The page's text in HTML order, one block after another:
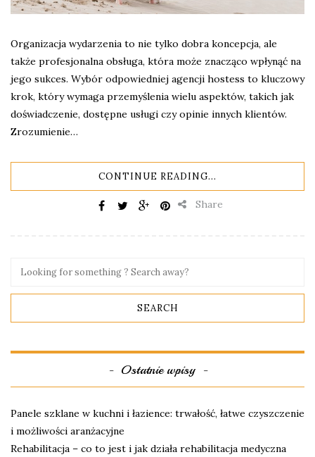
Organizacja wydarzenia to nie tylko dobra koncepcja, ale
także profesjonalna obsługa, która może znacząco wpłynąć na
jego sukces. Wybór odpowiedniej agencji hostess to kluczowy
krok, który wymaga przemyślenia wielu aspektów, takich jak
doświadczenie, dostępne usługi czy opinie innych klientów.
Zrozumienie…
CONTINUE READING...
Share
Ostatnie wpisy
Panele szklane w kuchni i łazience: trwałość, łatwe czyszczenie
i możliwości aranżacyjne
Rehabilitacja – co to jest i jak działa rehabilitacja medyczna